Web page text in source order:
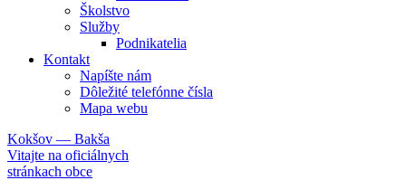
Školstvo
Služby
Podnikatelia
Kontakt
Napíšte nám
Dôležité telefónne čísla
Mapa webu
Kokšov — Bakša
Vitajte na oficiálnych
stránkach obce